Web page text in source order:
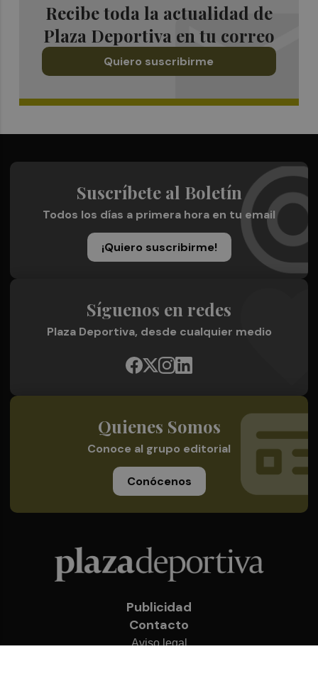
Recibe toda la actualidad de
Plaza Deportiva en tu correo
Quiero suscribirme
Suscríbete al Boletín
Todos los días a primera hora en tu email
¡Quiero suscribirme!
Síguenos en redes
Plaza Deportiva, desde cualquier medio
Quienes Somos
Conoce al grupo editorial
Conócenos
Publicidad
Contacto
Aviso legal